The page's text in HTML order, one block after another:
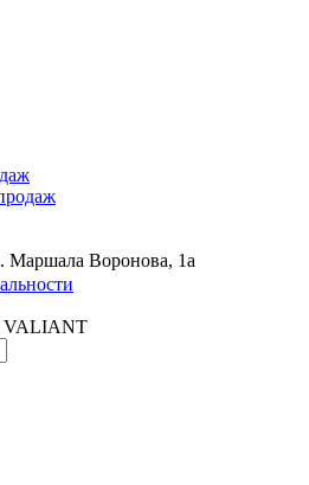
Маршала Воронова, 1а
VALIANT